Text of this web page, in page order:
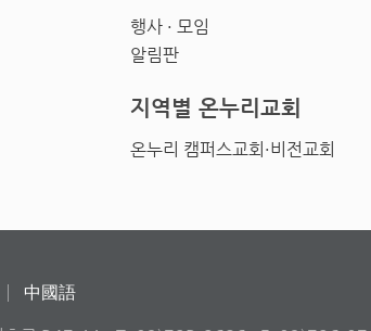
행사 · 모임
알림판
지역별 온누리교회
온누리 캠퍼스교회·비전교회
中國語